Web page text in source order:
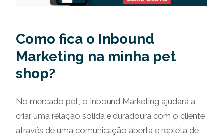
Como fica o Inbound
Marketing na minha pet
shop?
No mercado pet, o Inbound Marketing ajudará a
criar uma relação sólida e duradoura com o cliente
através de uma comunicação aberta e repleta de